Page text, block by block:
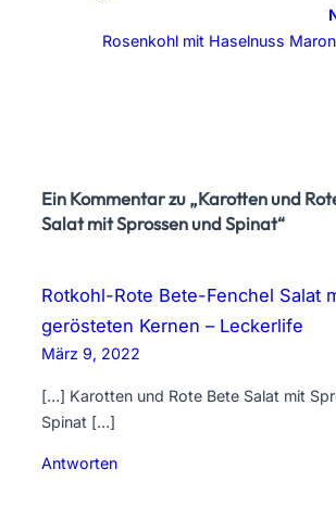
Rosenkohl mit Haselnuss
Ein Kommentar zu „Karotten und
Salat mit Sprossen und Spinat“
Rotkohl-Rote Bete-Fenchel Salat
gerösteten Kernen – Leckerlife
März 9, 2022
[…] Karotten und Rote Bete Salat mit
Spinat […]
Antworten